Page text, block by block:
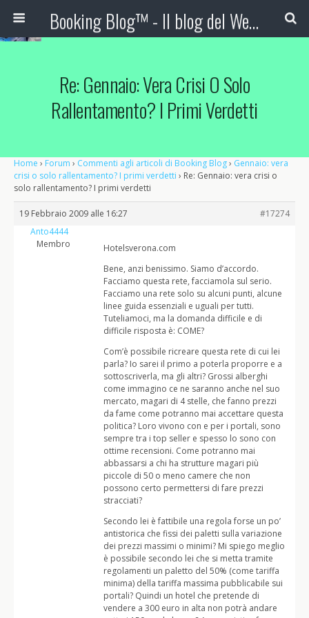
Booking Blog™ - Il blog del Web Marketing Turistico
Re: Gennaio: Vera Crisi O Solo
Rallentamento? I Primi Verdetti
Home › Forum › Commenti agli articoli di Booking Blog› Gennaio: vera
crisi o solo rallentamento? I primi verdetti › Re: Gennaio: vera crisi o
solo rallentamento? I primi verdetti
19 Febbraio 2009 alle 16:27
#17274
Anto4444
Membro
Hotelsverona.com
Bene, anzi benissimo. Siamo d’accordo.
Facciamo questa rete, facciamola sul serio.
Facciamo una rete solo su alcuni punti, alcune
linee guida essenziali e uguali per tutti.
Tuteliamoci, ma la domanda difficile e di
difficile risposta è: COME?
Com’è possibile ricreare questa rete di cui lei
parla? Io sarei il primo a poterla proporre e a
sottoscriverla, ma gli altri? Grossi alberghi
come immagino ce ne saranno anche nel suo
mercato, magari di 4 stelle, che fanno prezzi
da fame come potranno mai accettare questa
politica? Loro vivono con e per i portali, sono
sempre tra i top seller e spesso lo sono con
ottime recensioni. Come potranno mai
abbassarsi a chi ha strutture magari più
piccole di 50 o meno camere che non
possono certo permettersi di fare prezzi
stracciati?
Secondo lei è fattibile una regola forse un po’
antistorica che fissi dei paletti sulla variazione
dei prezzi massimi o minimi? Mi spiego meglio
è possibile secondo lei che si metta tramite
regolamenti un paletto del 50% (come tariffa
minima) della tariffa massima pubblicabile sui
portali? Quindi un hotel che pretende di
vendere a 300 euro in alta non potrà andare